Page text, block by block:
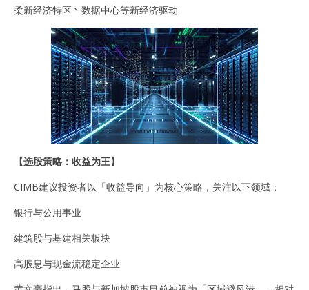
柔新经济特区丶数据中心等新经济驱动
【选股策略：收益为王】
CIMB建议投资者以「收益导向」为核心策略，关注以下领域：
银行与公用事业
建筑股与基建相关板块
高股息与现金流稳定企业